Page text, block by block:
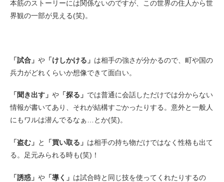
本筋のストーリーには関係ないのですが、この世界の住人から世
界観の一部が見える(笑)。
「試合」 や 「けしかける」 は相手の強さが分かるので、町や国の
兵力がどれくらいか想像できて面白い。
「聞き出す」 や 「探る」 では普通に会話しただけでは分からない
情報が書いてあり、それが結構すごかったりする。意外と一般人
にもワルは潜んでるなぁ…とか(笑)。
「盗む」 と 「買い取る」 は相手の持ち物だけではなく性格も出て
る。足元みられる時も(笑)！
「誘惑」 や 「導く」 は試合時と同じ技を使ってくれたりするの